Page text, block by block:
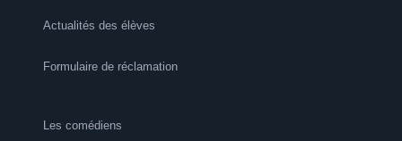
Actualités des élèves
Formulaire de réclamation
Les comédiens